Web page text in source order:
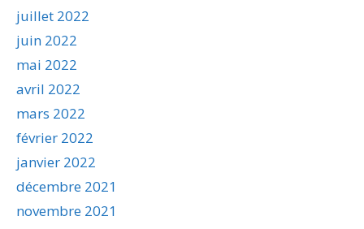
juillet 2022
juin 2022
mai 2022
avril 2022
mars 2022
février 2022
janvier 2022
décembre 2021
novembre 2021